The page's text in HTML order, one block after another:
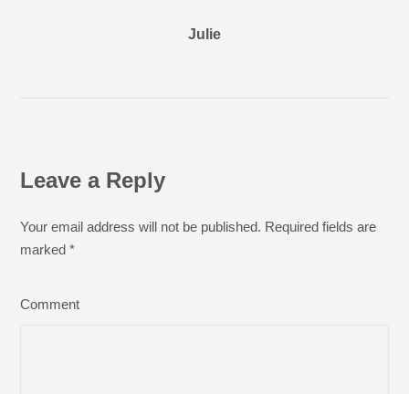
Julie
Leave a Reply
Your email address will not be published. Required fields are
marked*
Comment